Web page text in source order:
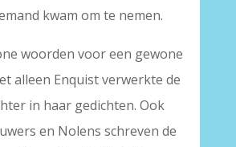
kwam om te nemen.
woorden voor een gewone
alleen Enquist verwerkte de
in haar gedichten. Ook
en Nolens schreven de